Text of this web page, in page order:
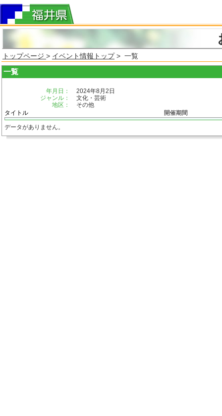
トップページ > イベント情報トップ> 一覧
一覧
年月日：
2024年8月2日
ジャンル：
文化・芸術
地区：
その他
タイトル
開催期間
データがありません。